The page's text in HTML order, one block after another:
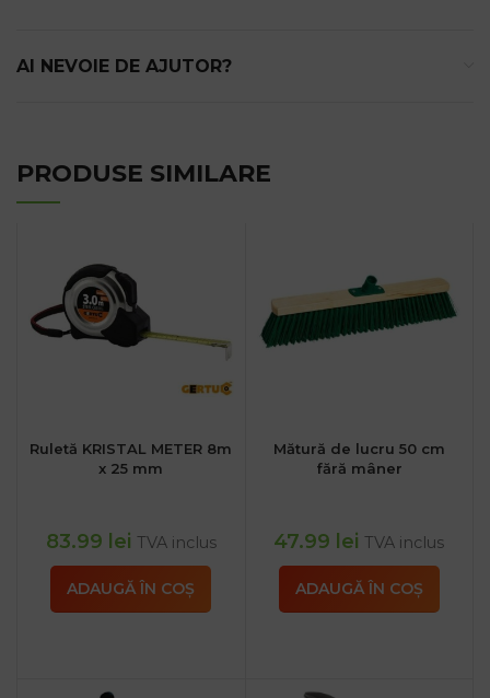
AI NEVOIE DE AJUTOR?
PRODUSE SIMILARE
Ruletă KRISTAL METER 8m
x 25 mm
83.99 lei TVA inclus
ADAUGĂ ÎN COȘ
Mătură de lucru 50 cm
fără mâner
47.99 lei TVA inclus
ADAUGĂ ÎN COȘ